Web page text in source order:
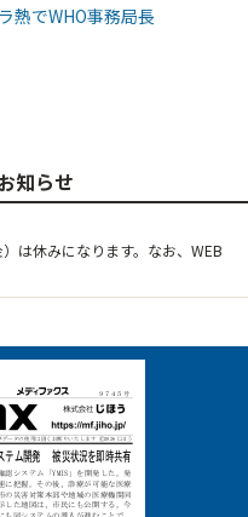
でWHO事務局長
知らせ
は休みになります。なお、WEB